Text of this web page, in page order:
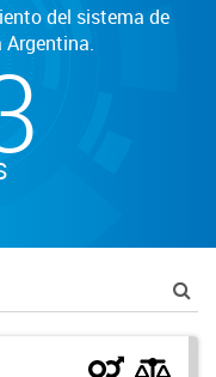
del sistema de